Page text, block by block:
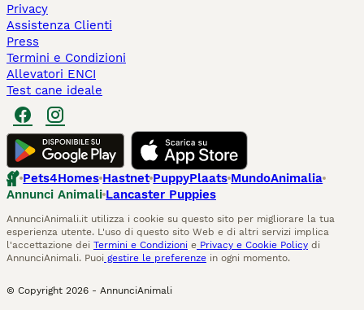
Privacy
Assistenza Clienti
Press
Termini e Condizioni
Allevatori ENCI
Test cane ideale
Pets4Homes Hastnet PuppyPlaats MundoAnimalia
Annunci Animali Lancaster Puppies
AnnunciAnimali.it utilizza i cookie su questo sito per migliorare la tua
esperienza utente. L'uso di questo sito Web e di altri servizi implica
l'accettazione dei Termini e Condizioni e Privacy e Cookie Policy di
AnnunciAnimali. Puoi gestire le preferenze in ogni momento.
© Copyright 2026 - AnnunciAnimali